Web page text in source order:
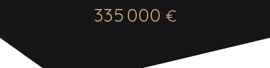
335 000 €